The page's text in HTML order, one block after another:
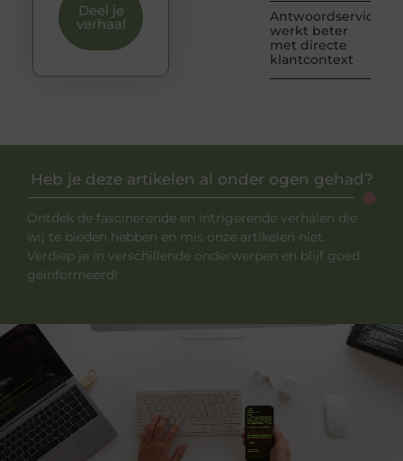
Antwoordservice
werkt beter
met directe
klantcontext
Deel je
verhaal
Heb je deze artikelen al onder ogen gehad?
Ontdek de fascinerende en intrigerende verhalen die
wij te bieden hebben en mis onze artikelen niet.
Verdiep je in verschillende onderwerpen en blijf goed
geïnformeerd!